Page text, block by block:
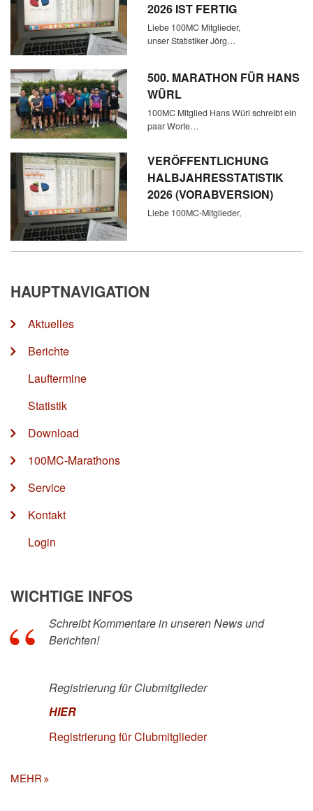
2026 IST FERTIG
Liebe 100MC Mitglieder,
unser Statistiker Jörg…
500. MARATHON FÜR HANS
WÜRL
100MC Mitglied Hans Würl schreibt ein
paar Worte…
VERÖFFENTLICHUNG
HALBJAHRESSTATISTIK
2026 (VORABVERSION)
Liebe 100MC-Mitglieder,
HAUPTNAVIGATION
Aktuelles
Berichte
Lauftermine
Statistik
Download
100MC-Marathons
Service
Kontakt
Login
WICHTIGE INFOS
Schreibt Kommentare in unseren News und
Berichten!
Registrierung für Clubmitglieder
HIER
Registrierung für Clubmitglieder
MEHR